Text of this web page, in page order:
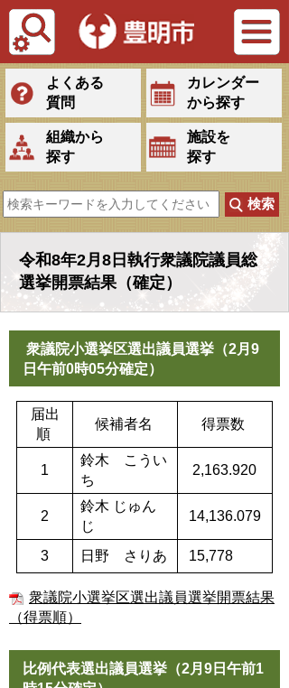
Tiếng Việt
よくある
質問
カレンダー
から探す
組織から
探す
施設を
探す
令和8年2月8日執行衆議院議員総
選挙開票結果（確定）
衆議院小選挙区選出議員選挙（2月9
日午前0時05分確定）
届出
順
候補者名 得票数
1
鈴木 こうい
ち
2,163.920
2
鈴木 じゅん
じ
14,136.079
3 日野 さりあ 15,778
衆議院小選挙区選出議員選挙開票結果
（得票順）
比例代表選出議員選挙（2月9日午前1